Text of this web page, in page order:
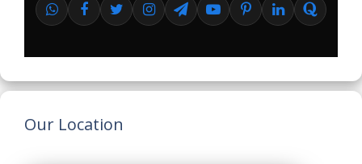
Our Location